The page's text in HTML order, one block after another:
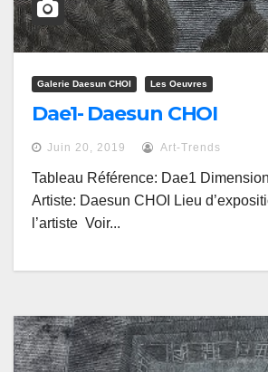
Galerie Daesun CHOI Les Oeuvres
Dae1- Daesun CHOI
Juin 20, 2019 Art-Trends
Tableau Référence: Dae1
Artiste: Daesun CHOI Lieu
l’artiste Voir...